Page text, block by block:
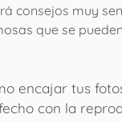
consejos muy
que se
encajar tus
con la